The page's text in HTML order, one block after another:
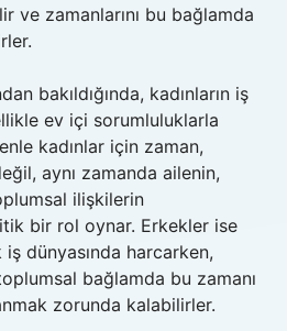
ve zamanlarını bu bağlamda
bakıldığında, kadınların iş
ev içi sorumluluklarla
kadınlar için zaman,
aynı zamanda ailenin,
ilişkilerin
bir rol oynar. Erkekler ise
iş dünyasında harcarken,
bağlamda bu zamanı
zorunda kalabilirler.